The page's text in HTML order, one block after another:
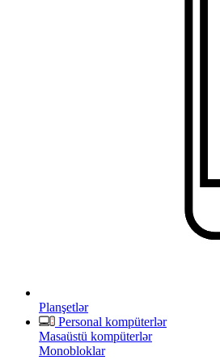
Planşetlər
Personal kompüterlər
Masaüstü kompüterlər
Monobloklar